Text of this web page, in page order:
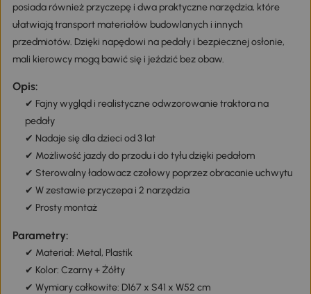
posiada również przyczepę i dwa praktyczne narzędzia, które
ułatwiają transport materiałów budowlanych i innych
przedmiotów. Dzięki napędowi na pedały i bezpiecznej osłonie,
mali kierowcy mogą bawić się i jeździć bez obaw.
Opis:
✔ Fajny wygląd i realistyczne odwzorowanie traktora na
pedały
✔ Nadaje się dla dzieci od 3 lat
✔ Możliwość jazdy do przodu i do tyłu dzięki pedałom
✔ Sterowalny ładowacz czołowy poprzez obracanie uchwytu
✔ W zestawie przyczepa i 2 narzędzia
✔ Prosty montaż
Parametry:
✔ Materiał: Metal, Plastik
✔ Kolor: Czarny + Żółty
✔ Wymiary całkowite: D167 x S41 x W52 cm